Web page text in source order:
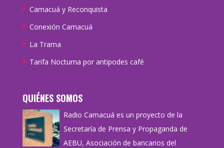
Camacuá y Reconquista
Conexión Camacuá
La Trama
Tarifa Nocturna por antipodes café
QUIÉNES SOMOS
Radio Camacuá es un proyecto de la
Secretaría de Prensa y Propaganda de
AEBU, Asociación de bancarios del